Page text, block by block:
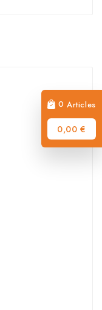
0Articles
0,00 €